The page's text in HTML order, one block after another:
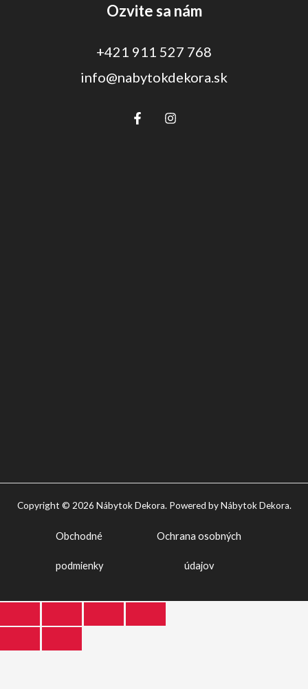
Ozvite sa nám
+421 911 527 768
info@nabytokdekora.sk
Copyright © 2026 Nábytok Dekora. Powered by Nábytok Dekora.
Obchodné
podmienky
Ochrana osobných
údajov